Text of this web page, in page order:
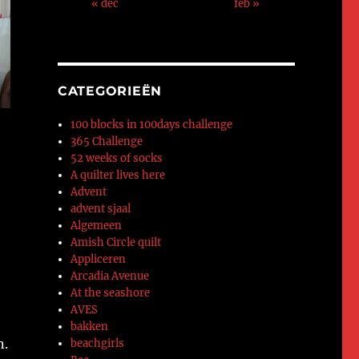
« dec feb »
CATEGORIEËN
100 blocks in 100days challenge
365 Challenge
52 weeks of socks
A quilter lives here
Advent
advent sjaal
Algemeen
Amish Circle quilt
Appliceren
Arcadia Avenue
At the seashore
AVES
bakken
beachgirls